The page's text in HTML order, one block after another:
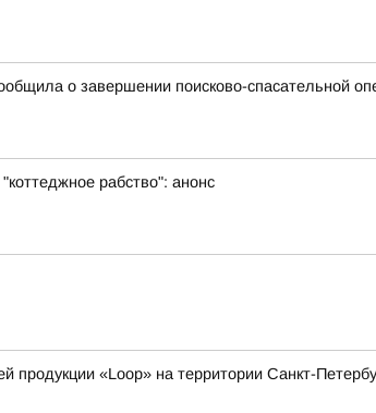
о завершении поисково-спасательной
рабство": анонс
«Loop» на территории Санкт-